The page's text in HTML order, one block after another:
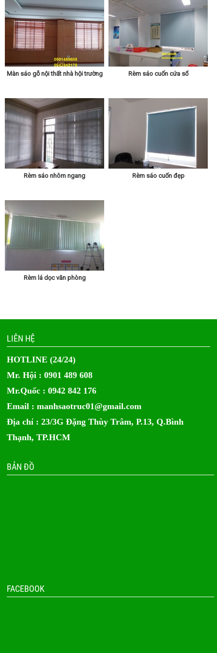
Màn sáo gỗ nội thất nhà hội trường Rèm sáo cuốn cứa sổ
Rèm sáo nhôm ngang Rèm sáo cuốn đẹp
Rèm lá dọc văn phòng
LIÊN HỆ
HOTLINE (24/24)
Mr. Hội : 0901 489 608
Mr.Quốc : 0942 842 176
Email :manhsaotruc01@gmail.com
Địa chỉ : 23/3G Đặng Thùy Trâm, P.13, Q.Bình
Thạnh, TP.HCM
BẢN ĐỒ
FACEBOOK